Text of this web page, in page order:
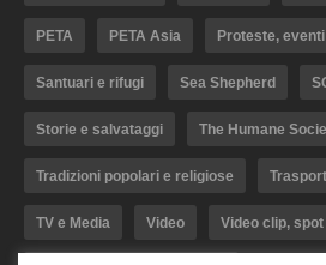
PETA PETA Asia Proteste,
Santuari e rifugi Sea Shepherd
Storie e salvataggi The Humane
Tradizioni popolari e religiose
TV e Media Video Video clip,